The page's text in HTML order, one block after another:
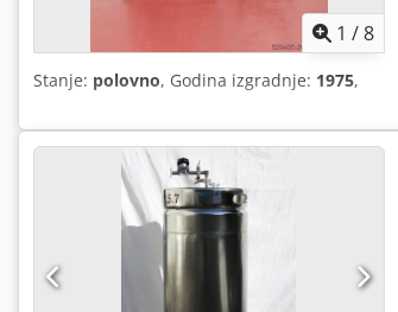
1 /8
Stanje: polovno, Godina izgradnje: 1975,